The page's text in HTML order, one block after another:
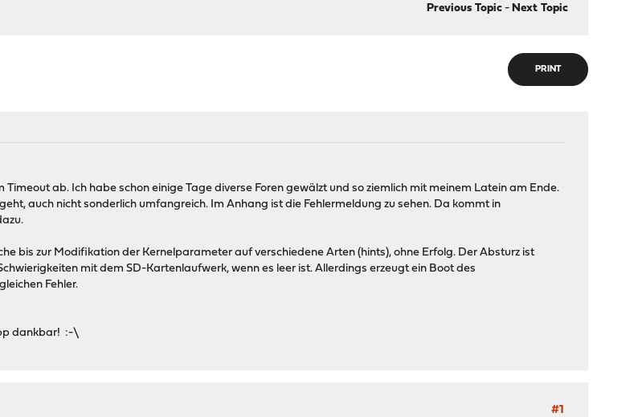
Previous Topic- Next Topic
PRINT
ab. Ich habe schon einige Tage diverse Foren gewälzt und so ziemlich mit meinem Latein am Ende.
auch nicht sonderlich umfangreich. Im Anhang ist die Fehlermeldung zu sehen. Da kommt in
bis zur Modifikation der Kernelparameter auf verschiedene Arten (hints), ohne Erfolg. Der Absturz ist
mit dem SD-Kartenlaufwerk, wenn es leer ist. Allerdings erzeugt ein Boot des
Fehler.
dankbar! :-\
#1